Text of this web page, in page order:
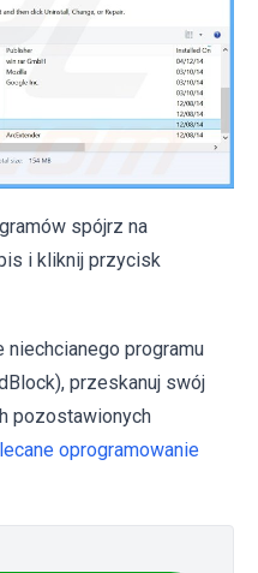
spójrz na
i kliknij przycisk
programu
przeskanuj swój
pozostawionych
oprogramowanie